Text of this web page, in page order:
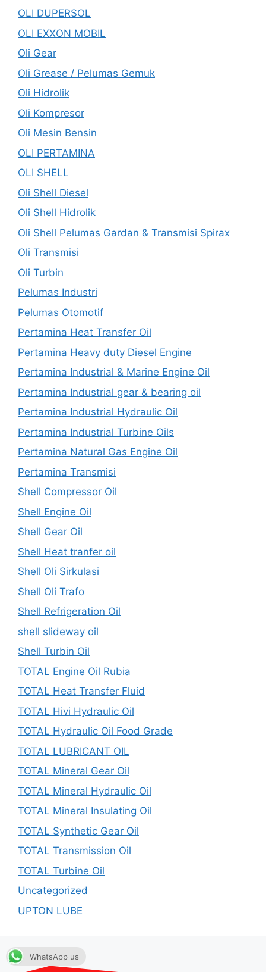
OLI DUPERSOL
OLI EXXON MOBIL
Oli Gear
Oli Grease / Pelumas Gemuk
Oli Hidrolik
Oli Kompresor
Oli Mesin Bensin
OLI PERTAMINA
OLI SHELL
Oli Shell Diesel
Oli Shell Hidrolik
Oli Shell Pelumas Gardan & Transmisi Spirax
Oli Transmisi
Oli Turbin
Pelumas Industri
Pelumas Otomotif
Pertamina Heat Transfer Oil
Pertamina Heavy duty Diesel Engine
Pertamina Industrial & Marine Engine Oil
Pertamina Industrial gear & bearing oil
Pertamina Industrial Hydraulic Oil
Pertamina Industrial Turbine Oils
Pertamina Natural Gas Engine Oil
Pertamina Transmisi
Shell Compressor Oil
Shell Engine Oil
Shell Gear Oil
Shell Heat tranfer oil
Shell Oli Sirkulasi
Shell Oli Trafo
Shell Refrigeration Oil
shell slideway oil
Shell Turbin Oil
TOTAL Engine Oil Rubia
TOTAL Heat Transfer Fluid
TOTAL Hivi Hydraulic Oil
TOTAL Hydraulic Oil Food Grade
TOTAL LUBRICANT OIL
TOTAL Mineral Gear Oil
TOTAL Mineral Hydraulic Oil
TOTAL Mineral Insulating Oil
TOTAL Synthetic Gear Oil
TOTAL Transmission Oil
TOTAL Turbine Oil
Uncategorized
UPTON LUBE
WhatsApp us